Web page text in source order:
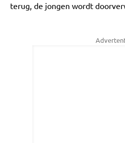
terug, de jongen wordt